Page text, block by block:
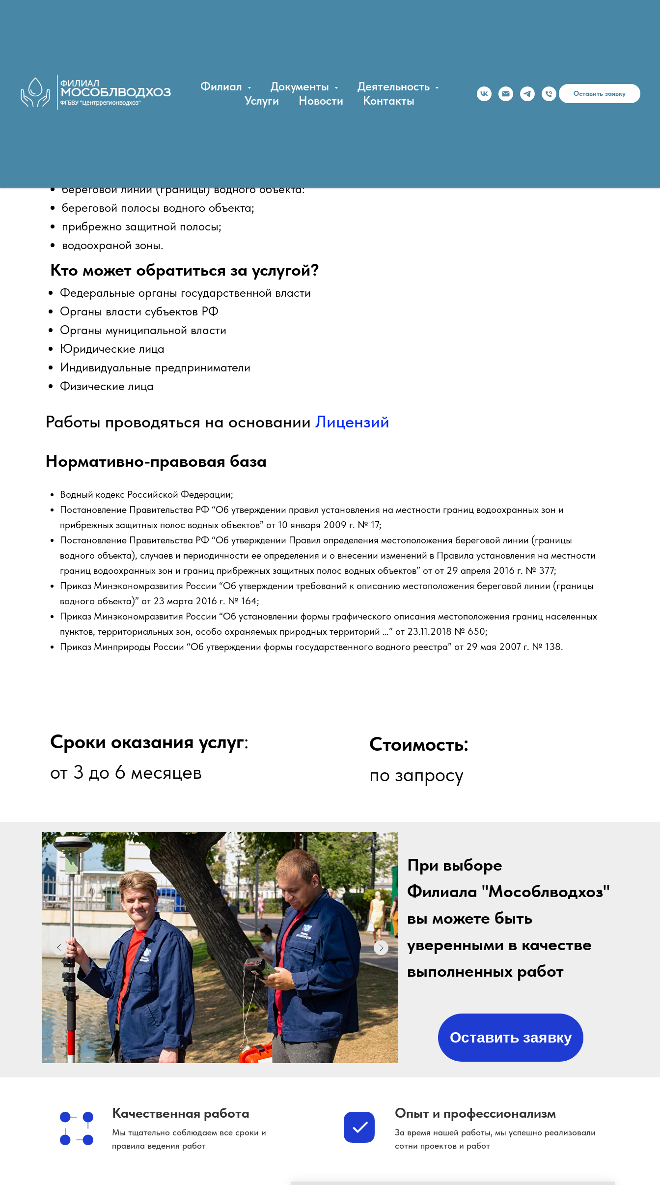
Филиал Документы
Деятельность
Услуги
Новости Контакты Оставить заявку
Водный кодекс Российской Федерации;
Постановление Правительства РФ “Об утверждении правил установления на местности границ водоохранных зон и
прибрежных защитных полос водных объектов” от 10 января 2009 г. № 17;
Постановление Правительства РФ “Об утверждении Правил определения местоположения береговой линии (границы
водного объекта), случаев и периодичности ее определения и о внесении изменений в Правила установления на местности
границ водоохранных зон и границ прибрежных защитных полос водных объектов” от от 29 апреля 2016 г. № 377;
Приказ Минэкономразвития России “Об утверждении требований к описанию местоположения береговой линии (границы
водного объекта)” от 23 марта 2016 г. № 164;
Приказ Минэкономразвития России “Об установлении формы графического описания местоположения границ населенных
пунктов, территориальных зон, особо охраняемых природных территорий …” от 23.11.2018 № 650;
Приказ Минприроды России “Об утверждении формы государственного водного реестра” от 29 мая 2007 г. № 138.
Нормативно-правовая база
береговой линии (границы) водного объекта:
береговой полосы водного объекта;
прибрежно защитной полосы;
водоохраной зоны.
Кто может обратиться за услугой?
Федеральные органы государственной власти
Органы власти субъектов РФ
Органы муниципальной власти
Юридические лица
Индивидуальные предприниматели
Физические лица
Работы проводяться на основании Лицензий
Сроки оказания услуг:
от 3 до 6 месяцев
Стоимость:
по запросу
Оставить заявку
При выборе
Филиала "Мособлводхоз"
вы можете быть
уверенными в качестве
выполненных работ
Качественная работа
Мы тщательно соблюдаем все сроки и
правила ведения работ
Опыт и профессионализм
За время нашей работы, мы успешно реализовали
сотни проектов и работ